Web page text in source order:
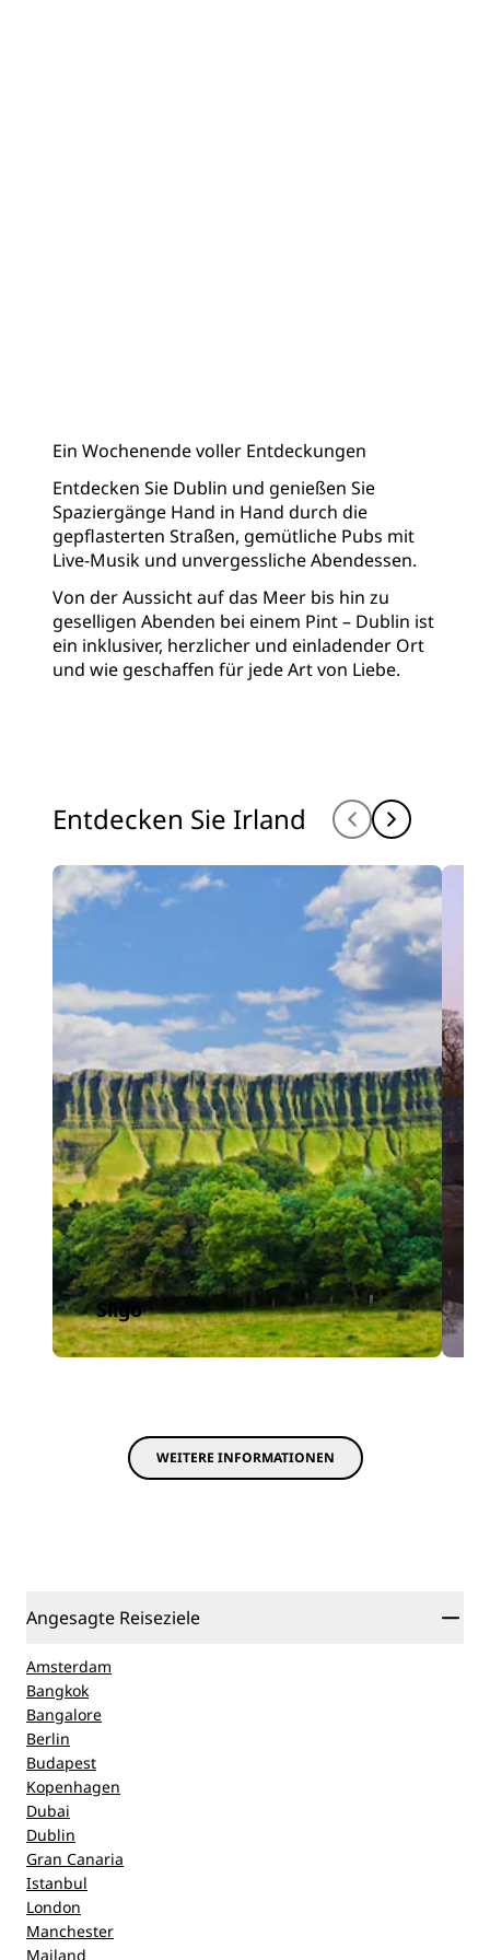
Ein Wochenende voller Entdeckungen
Entdecken Sie Dublin und genießen Sie
Spaziergänge Hand in Hand durch die
gepflasterten Straßen, gemütliche Pubs mit
Live-Musik und unvergessliche Abendessen.
Von der Aussicht auf das Meer bis hin zu
geselligen Abenden bei einem Pint – Dublin ist
ein inklusiver, herzlicher und einladender Ort
und wie geschaffen für jede Art von Liebe.
Entdecken Sie Irland
Sligo
WEITERE INFORMATIONEN
Angesagte Reiseziele
Amsterdam
Bangkok
Bangalore
Berlin
Budapest
Kopenhagen
Dubai
Dublin
Gran Canaria
Istanbul
London
Manchester
Mailand